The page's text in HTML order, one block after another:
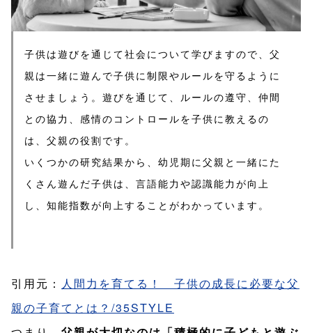
子供は遊びを通じて社会について学びますので、父
親は一緒に遊んで子供に制限やルールを守るように
させましょう。遊びを通じて、ルールの遵守、仲間
との協力、感情のコントロールを子供に教えるの
は、父親の役割です。
いくつかの研究結果から、幼児期に父親と一緒にた
くさん遊んだ子供は、言語能力や認識能力が向上
し、知能指数が向上することがわかっています。
引用元： 人間力を育てる！ 子供の成長に必要な父
親の子育てとは？/35STYLE